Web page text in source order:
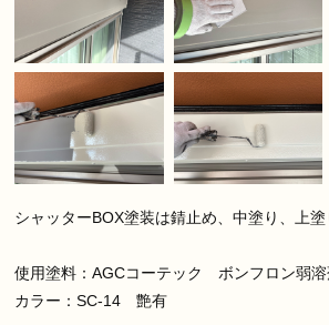
シャッターBOX塗装は錆止め、中塗り、上塗
使用塗料：AGCコーテック ボンフロン弱
カラー：SC-14 艶有